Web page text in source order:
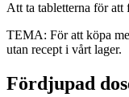
Att ta tabletterna för att
TEMA: För att köpa
utan recept i vårt lager.
Fördjupad